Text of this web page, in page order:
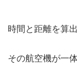
時間と距離を算
その航空機が一